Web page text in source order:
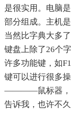
是很实用。电脑
部分组成。主机
当然比字典大多
键盘上除了26个
许多功能键，如
键可以进行很多
————鼠标器，
告诉我，也许不